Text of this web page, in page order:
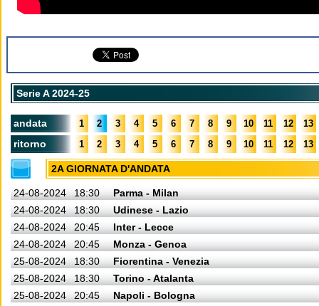
Serie A 2024-25
andata 1 2 3 4 5 6 7 8 9 10 11 12 13
ritorno 1 2 3 4 5 6 7 8 9 10 11 12 13
2A GIORNATA D'ANDATA
24-08-2024 18:30
Parma - Milan
24-08-2024
18:30
Udinese - Lazio
24-08-2024
20:45
Inter - Lecce
24-08-2024
20:45
Monza - Genoa
25-08-2024
18:30
Fiorentina - Venezia
25-08-2024
18:30
Torino - Atalanta
25-08-2024
20:45
Napoli - Bologna